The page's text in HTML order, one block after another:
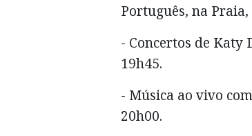
Português, na Praia,
- Concertos de Katy
19h45.
- Música ao vivo
20h00.